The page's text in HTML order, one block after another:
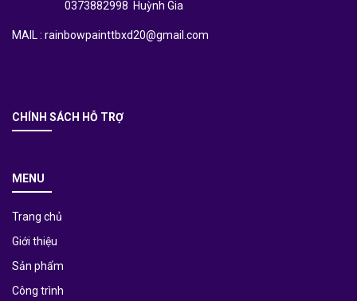
0373882998 Huỳnh Gia
MAIL : rainbowpainttbxd20@gmail.com
CHÍNH SÁCH HỖ TRỢ
MENU
Trang chủ
Giới thiệu
Sản phẩm
Công trình